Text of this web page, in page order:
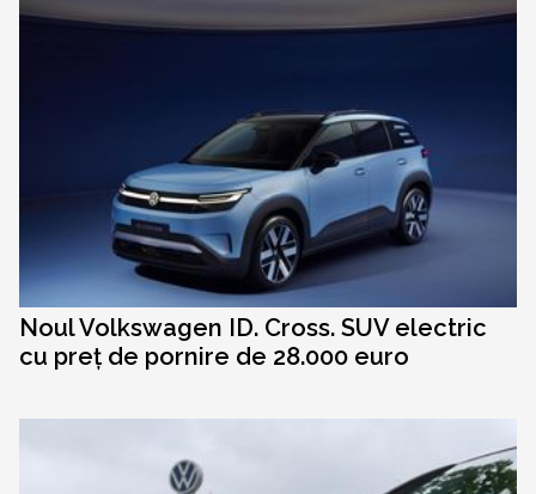
Noul Volkswagen ID. Cross. SUV electric
cu preț de pornire de 28.000 euro